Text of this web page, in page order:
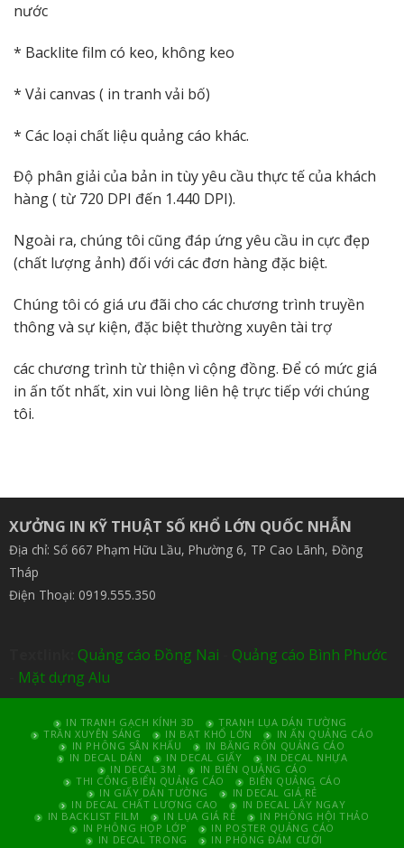
nước
* Backlite film có keo, không keo
* Vải canvas ( in tranh vải bố)
* Các loại chất liệu quảng cáo khác.
Độ phân giải của bản in tùy yêu cầu thực tế của khách
hàng ( từ 720 DPI đến 1.440 DPI).
Ngoài ra, chúng tôi cũng đáp ứng yêu cầu in cực đẹp
(chất lượng ảnh) đối với các đơn hàng đặc biệt.
Chúng tôi có giá ưu đãi cho các chương trình truyền
thông và sự kiện, đặc biệt thường xuyên tài trợ
các chương trình từ thiện vì cộng đồng. Để có mức giá
in ấn tốt nhất, xin vui lòng liên hệ trực tiếp với chúng
tôi.
XƯỞNG IN KỸ THUẬT SỐ KHỔ LỚN QUỐC NHẪN
Địa chỉ: Số 667 Phạm Hữu Lầu, Phường 6, TP Cao Lãnh, Đồng
Tháp
Điện Thoại: 0919.555.350
Quảng cáo Đồng Nai
Quảng cáo Bình Phước
Mặt dựng Alu
IN TRANH GẠCH KÍNH 3D
TRANH LỤA DÁN TƯỜNG
TRẦN XUYÊN SÁNG
IN BẠT KHỔ LỚN
IN ẤN QUẢNG CÁO
IN PHÔNG SÂN KHẤU
IN BĂNG RÔN QUẢNG CÁO
IN DECAL DÁN
IN DECAL GIẤY
IN DECAL NHỰA
IN DECAL 3M
IN BIỂN QUẢNG CÁO
THI CÔNG BIỂN QUẢNG CÁO
BIỂN QUẢNG CÁO
IN GIẤY DÁN TƯỜNG
IN DECAL GIÁ RẺ
IN DECAL CHẤT LƯỢNG CAO
IN DECAL LẤY NGAY
IN BACKLIST FILM
IN LỤA GIÁ RẺ
IN PHÔNG HỘI THẢO
IN PHÔNG HỌP LỚP
IN POSTER QUẢNG CÁO
IN DECAL TRONG
IN PHÔNG ĐÁM CƯỚI